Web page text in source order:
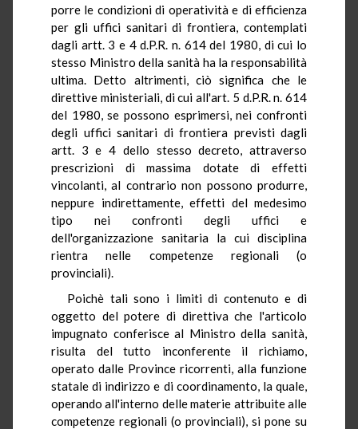
porre le condizioni di operatività e di efficienza
per gli uffici sanitari di frontiera, contemplati
dagli artt. 3 e 4 d.P.R. n. 614 del 1980, di cui lo
stesso Ministro della sanità ha la responsabilità
ultima. Detto altrimenti, ciò significa che le
direttive ministeriali, di cui all'art. 5 d.P.R. n. 614
del 1980, se possono esprimersi, nei confronti
degli uffici sanitari di frontiera previsti dagli
artt. 3 e 4 dello stesso decreto, attraverso
prescrizioni di massima dotate di effetti
vincolanti, al contrario non possono produrre,
neppure indirettamente, effetti del medesimo
tipo nei confronti degli uffici e
dell'organizzazione sanitaria la cui disciplina
rientra nelle competenze regionali (o
provinciali).
Poichè tali sono i limiti di contenuto e di
oggetto del potere di direttiva che l'articolo
impugnato conferisce al Ministro della sanità,
risulta del tutto inconferente il richiamo,
operato dalle Province ricorrenti, alla funzione
statale di indirizzo e di coordinamento, la quale,
operando all'interno delle materie attribuite alle
competenze regionali (o provinciali), si pone su